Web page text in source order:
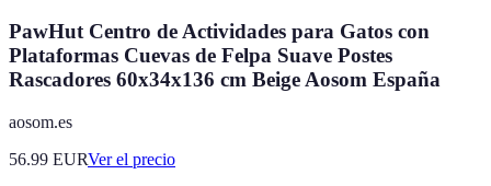
PawHut Centro de Actividades para Gatos con
Plataformas Cuevas de Felpa Suave Postes
Rascadores 60x34x136 cm Beige Aosom España
aosom.es
56.99 EURVer el precio